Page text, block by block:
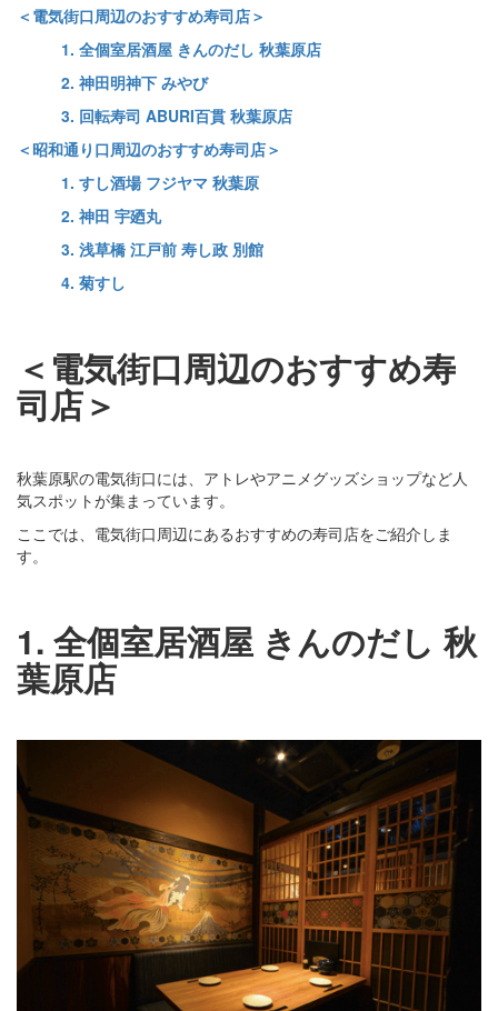
＜電気街口周辺のおすすめ寿司店＞
1. 全個室居酒屋 きんのだし 秋葉原店
2. 神田明神下 みやび
3. 回転寿司 ABURI百貫 秋葉原店
＜昭和通り口周辺のおすすめ寿司店＞
1. すし酒場 フジヤマ 秋葉原
2. 神田 宇廼丸
3. 浅草橋 江戸前 寿し政 別館
4. 菊すし
＜電気街口周辺のおすすめ寿
司店＞
秋葉原駅の電気街口には、アトレやアニメグッズショップなど人
気スポットが集まっています。
ここでは、電気街口周辺にあるおすすめの寿司店をご紹介しま
す。
1. 全個室居酒屋 きんのだし 秋
葉原店